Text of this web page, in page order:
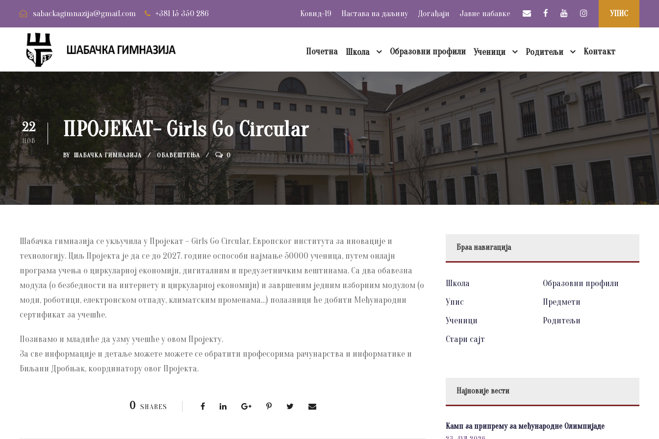
sabackagimnazija@gmail.com +381 15 350 286 Ковид-19 Настава на даљину Догађаји Јавне набавке УПИС
Почетна Школа Образовни профили Ученици Родитељи Контакт
22
НОВ ПРОЈЕКАТ- Girls Go Circular
BY ШАБАЧКА ГИМНАЗИЈА ОБАВЕШТЕЊА 0
Шабачка гимназија се укључила у Пројекат – Girls Go Circular, Европског института за иновације и
технологију. Циљ Пројекта је да се до 2027. године оспособи најмање 50000 ученица, путем онлајн
програма учења о циркуларној економији, дигиталним и предузетничким вештинама. Са два обавезна
модула (о безбедности на интернету и циркуларној економији) и завршеним једним изборним модулом (о
моди, роботици, електронском отпаду, климатским променама…) полазници ће добити Међународни
сертификат за учешће.
Позивамо и младиће да узму учешће у овом Пројекту.
За све информације и детаље можете можете се обратити професорима рачунарства и информатике и
Биљани Дробњак, координатору овог Пројекта.
0 SHARES
Брза навигација
Школа
Образовни профили
Упис
Предмети
Ученици
Родитељи
Стари сајт
Најновије вести
Камп за припрему за међународне Олимпијаде